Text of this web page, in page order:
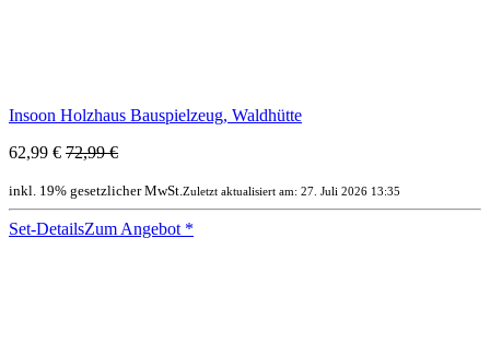
Insoon Holzhaus Bauspielzeug, Waldhütte
62,99 € 72,99 €
inkl. 19% gesetzlicher MwSt.Zuletzt aktualisiert am: 27. Juli 2026 13:35
Set-DetailsZum Angebot *